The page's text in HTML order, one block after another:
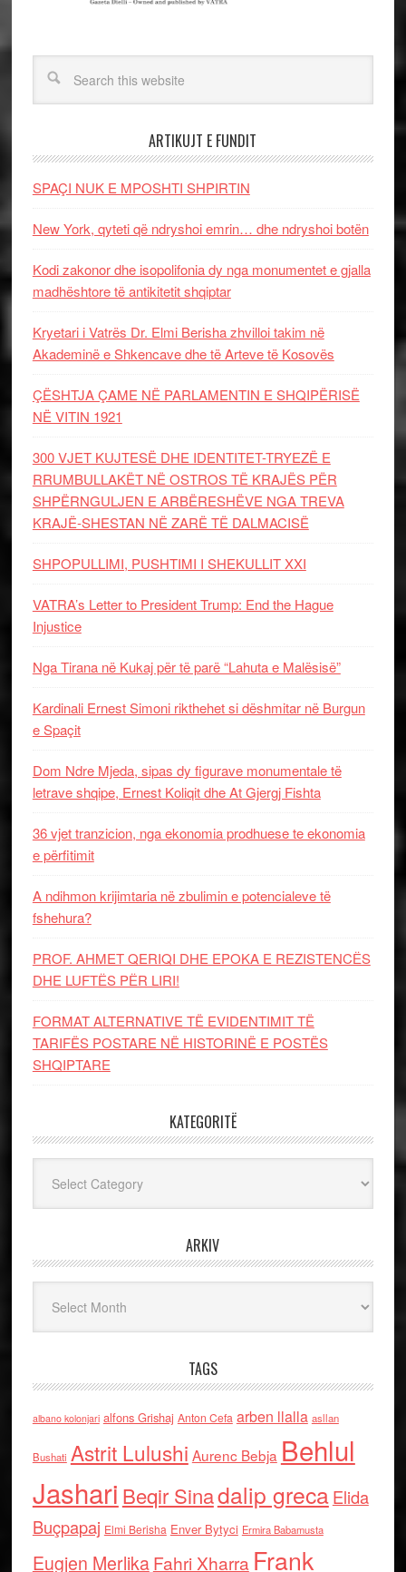
ARTIKUJT E FUNDIT
SPAÇI NUK E MPOSHTI SHPIRTIN
New York, qyteti që ndryshoi emrin… dhe ndryshoi botën
Kodi zakonor dhe isopolifonia dy nga monumentet e gjalla
madhështore të antikitetit shqiptar
Kryetari i Vatrës Dr. Elmi Berisha zhvilloi takim në
Akademinë e Shkencave dhe të Arteve të Kosovës
ÇËSHTJA ÇAME NË PARLAMENTIN E SHQIPËRISË
NË VITIN 1921
300 VJET KUJTESË DHE IDENTITET-TRYEZË E
RRUMBULLAKËT NË OSTROS TË KRAJËS PËR
SHPËRNGULJEN E ARBËRESHËVE NGA TREVA
KRAJË-SHESTAN NË ZARË TË DALMACISË
SHPOPULLIMI, PUSHTIMI I SHEKULLIT XXI
VATRA’s Letter to President Trump: End the Hague
Injustice
Nga Tirana në Kukaj për të parë “Lahuta e Malësisë”
Kardinali Ernest Simoni rikthehet si dëshmitar në Burgun
e Spaçit
Dom Ndre Mjeda, sipas dy figurave monumentale të
letrave shqipe, Ernest Koliqit dhe At Gjergj Fishta
36 vjet tranzicion, nga ekonomia prodhuese te ekonomia
e përfitimit
A ndihmon krijimtaria në zbulimin e potencialeve të
fshehura?
PROF. AHMET QERIQI DHE EPOKA E REZISTENCЁS
DHE LUFTЁS PЁR LIRI!
FORMAT ALTERNATIVE TË EVIDENTIMIT TË
TARIFËS POSTARE NË HISTORINË E POSTËS
SHQIPTARE
KATEGORITË
ARKIV
TAGS
albano kolonjari alfons Grishaj Anton Cefa arben llalla asllan
Bushati Astrit Lulushi Aurenc Bebja Behlul
Jashari Beqir Sinadalip grecaElida
Buçpapaj Elmi Berisha Enver Bytyci Ermira Babamusta
Eugjen MerlikaFahri Xharra Frank